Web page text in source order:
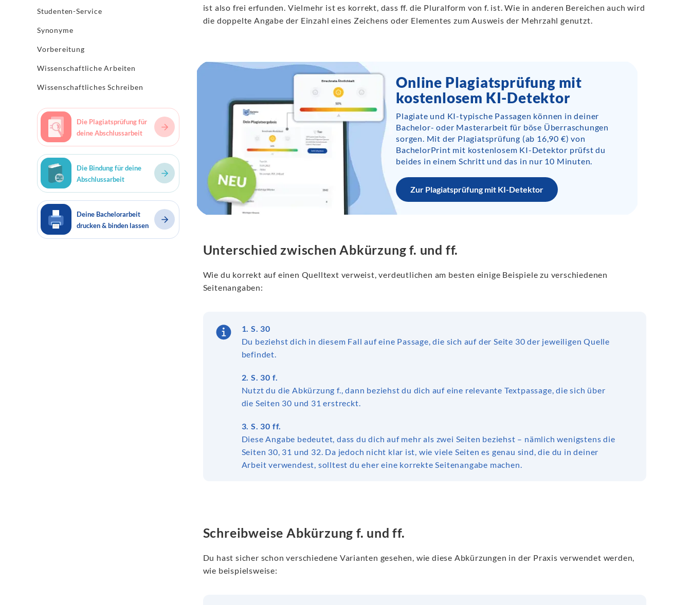
Studenten-Service
Synonyme
Vorbereitung
Wissenschaftliche Arbeiten
Wissenschaftliches Schreiben
Die Plagiatsprüfung für
deine Abschlussarbeit
Die Bindung für deine
Abschlussarbeit
Deine Bachelorarbeit
drucken & binden lassen
ist also frei erfunden. Vielmehr ist es korrekt, dass ff. die Pluralform von f. ist. Wie in anderen Bereichen auch wird
die doppelte Angabe der Einzahl eines Zeichens oder Elementes zum Ausweis der Mehrzahl genutzt.
Online Plagiatsprüfung mit
kostenlosem KI-Detektor
Plagiate und KI-typische Passagen können in deiner
Bachelor- oder Masterarbeit für böse Überraschungen
sorgen. Mit der Plagiatsprüfung (ab 16,90 €) von
BachelorPrint mit kostenlosem KI-Detektor prüfst du
beides in einem Schritt und das in nur 10 Minuten.
Zur Plagiatsprüfung mit KI-Detektor
Unterschied zwischen Abkürzung f. und ff.
Wie du korrekt auf einen Quelltext verweist, verdeutlichen am besten einige Beispiele zu verschiedenen
Seitenangaben:
1. S. 30
Du beziehst dich in diesem Fall auf eine Passage, die sich auf der Seite 30 der jeweiligen Quelle
befindet.
2. S. 30 f.
Nutzt du die Abkürzung f., dann beziehst du dich auf eine relevante Textpassage, die sich über
die Seiten 30 und 31 erstreckt.
3. S. 30 ff.
Diese Angabe bedeutet, dass du dich auf mehr als zwei Seiten beziehst – nämlich wenigstens die
Seiten 30, 31 und 32. Da jedoch nicht klar ist, wie viele Seiten es genau sind, die du in deiner
Arbeit verwendest, solltest du eher eine korrekte Seitenangabe machen.
Schreibweise Abkürzung f. und ff.
Du hast sicher schon verschiedene Varianten gesehen, wie diese Abkürzungen in der Praxis verwendet werden,
wie beispielsweise: